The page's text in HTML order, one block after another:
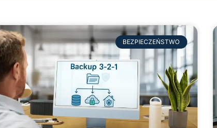
BEZPIECZEŃSTWO